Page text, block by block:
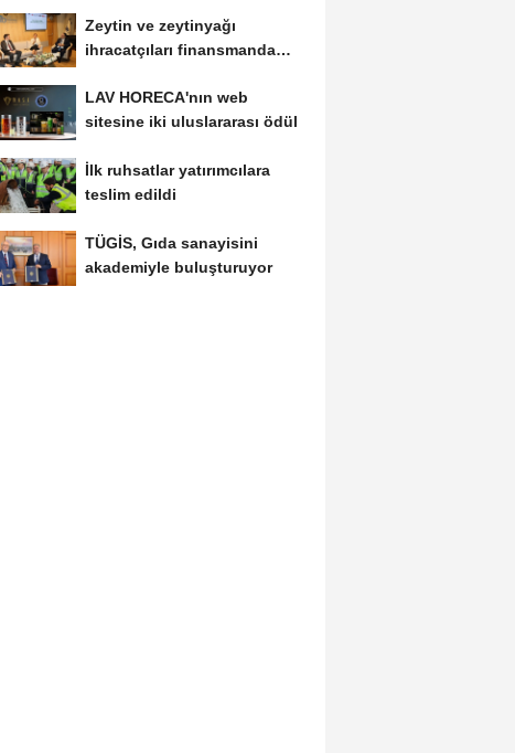
Zeytin ve zeytinyağı
ihracatçıları finansmanda
LAV HORECA'nın web
sitesine iki uluslararası ödül
İlk ruhsatlar yatırımcılara
teslim edildi
TÜGİS, Gıda sanayisini
akademiyle buluşturuyor